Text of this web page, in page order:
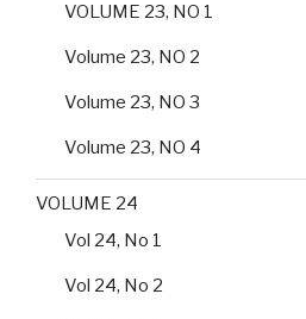
VOLUME 23, NO 1
Volume 23, NO 2
Volume 23, NO 3
Volume 23, NO 4
VOLUME 24
Vol 24, No 1
Vol 24, No 2